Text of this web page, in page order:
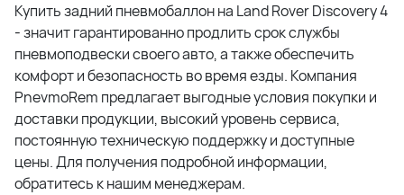
Купить задний пневмобаллон на Land Rover Discovery 4
- значит гарантированно продлить срок службы
пневмоподвески своего авто, а также обеспечить
комфорт и безопасность во время езды. Компания
PnevmoRem предлагает выгодные условия покупки и
доставки продукции, высокий уровень сервиса,
постоянную техническую поддержку и доступные
цены. Для получения подробной информации,
обратитесь к нашим менеджерам.